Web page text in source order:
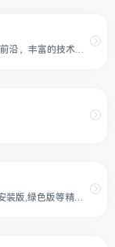
吾爱破解论坛致力于软件安全与病毒分析的前沿，丰富的技术版块交相辉映，由无数热衷于软件加密解密及反病毒爱好者共同维护
mefcl.com,创站7年,坚持分享去广告,破解,安装版,绿色版等精品软件资源。